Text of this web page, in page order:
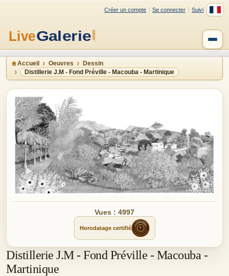
Créer un compte Se connecter Suivi
Accueil Oeuvres
Dessin
Distillerie J.M - Fond Préville - Macouba - Martinique
Vues : 4997
Horodatage certifié
Distillerie J.M - Fond Préville - Macouba -
Martinique